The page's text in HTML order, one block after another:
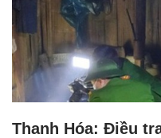
Thanh Hóa: Điều